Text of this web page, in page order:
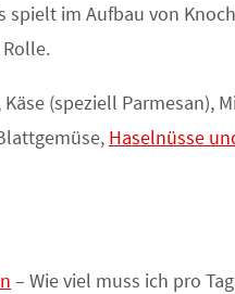
im Aufbau von
(speziell Parmesan),
Haselnüsse
– Wie viel muss ich pro